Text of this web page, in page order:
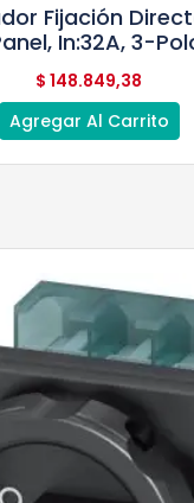
Fijación
In:32A, 3-
$ 148.849,38
Agregar Al Carrito